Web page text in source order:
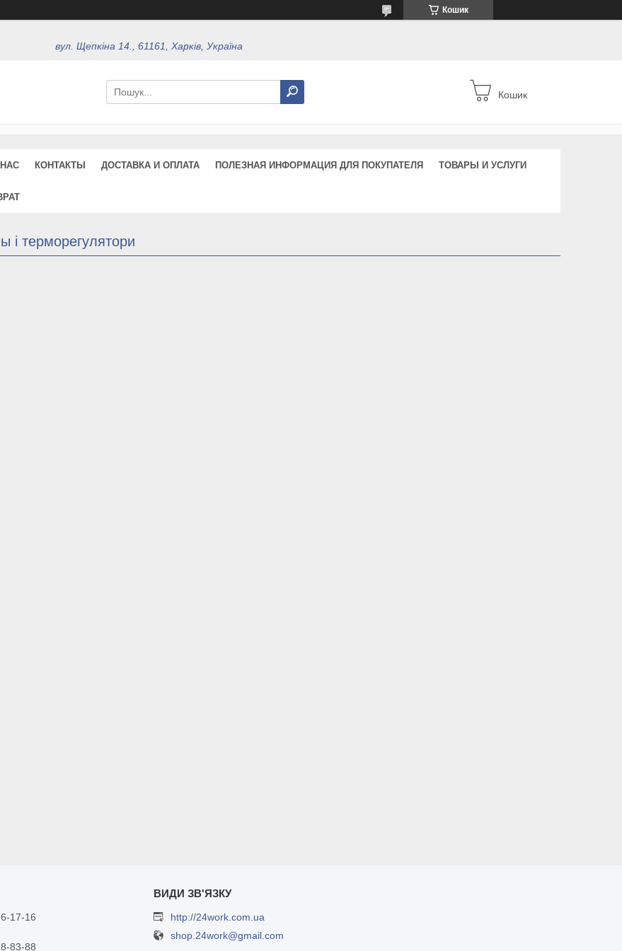
Кошик
вул. Щепкіна 14., 61161, Харків, Україна
Кошик
КОНТАКТЫ ДОСТАВКА И ОПЛАТА ПОЛЕЗНАЯ ИНФОРМАЦИЯ ДЛЯ ПОКУПАТЕЛЯ ТОВАРЫ И УСЛУГИ
і терморегулятори
17-16
83-88
http://24work.com.ua
shop.24work@gmail.com